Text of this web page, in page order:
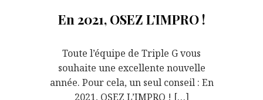
En 2021, OSEZ L’IMPRO !
Toute l’équipe de Triple G vous
souhaite une excellente nouvelle
année. Pour cela, un seul conseil : En
2021, OSEZ L’IMPRO ! […]